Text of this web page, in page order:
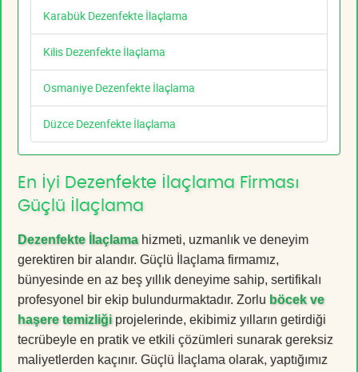
Karabük Dezenfekte İlaçlama
Kilis Dezenfekte İlaçlama
Osmaniye Dezenfekte İlaçlama
Düzce Dezenfekte İlaçlama
En İyi Dezenfekte İlaçlama Firması
Güçlü İlaçlama
Dezenfekte İlaçlamahizmeti, uzmanlık ve deneyim
gerektiren bir alandır. Güçlü İlaçlama firmamız,
bünyesinde en az beş yıllık deneyime sahip, sertifikalı
profesyonel bir ekip bulundurmaktadır. Zorlu böcek ve
haşere temizliği projelerinde, ekibimiz yılların getirdiği
tecrübeyle en pratik ve etkili çözümleri sunarak gereksiz
maliyetlerden kaçınır. Güçlü İlaçlama olarak, yaptığımız